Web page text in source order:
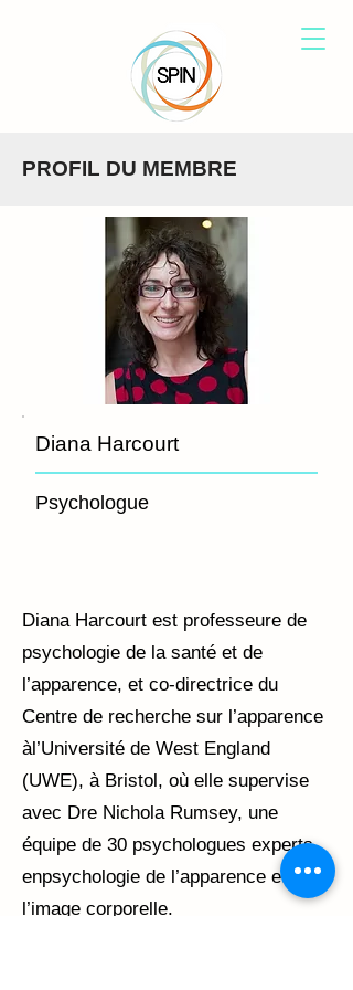
PROFIL DU MEMBRE
Diana Harcourt
Psychologue
Diana Harcourt est professeure de
psychologie de la santé et de
l’apparence, et co-directrice du
Centre de recherche sur l’apparence
àl’Université de West England
(UWE), à Bristol, où elle supervise
avec Dre Nichola Rumsey, une
équipe de 30 psychologues experts
enpsychologie de l’apparence et de
l’image corporelle.